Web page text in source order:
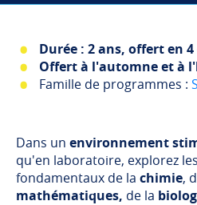
Durée : 2 ans, offert en
Offert à l'automne et à
Famille de programmes :
Dans un environnement
qu'en laboratoire, explorez
fondamentaux de la chimie,
mathématiques, de la